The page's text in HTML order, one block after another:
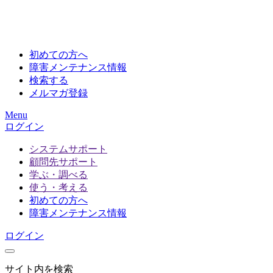
初めての方へ
障害メンテナンス情報
検索する
メルマガ登録
Menu
ログイン
システムサポート
顧問先サポート
学ぶ・調べる
使う・考える
初めての方へ
障害メンテナンス情報
ログイン
サイト内を検索